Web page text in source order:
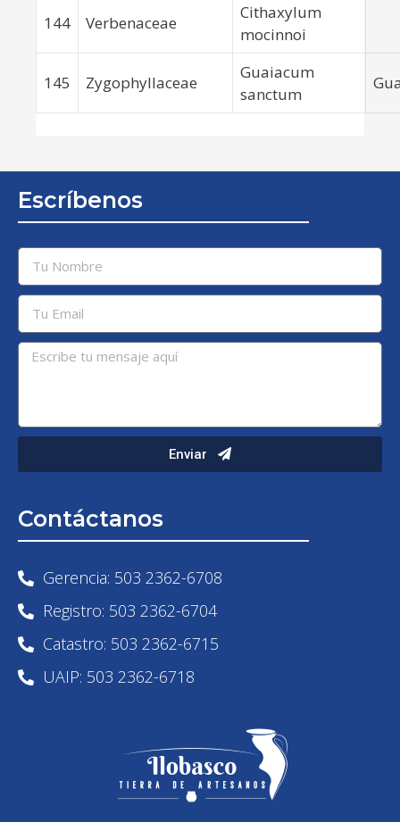
144 Verbenaceae
Cithaxylum
mocinnoi
145 Zygophyllaceae
Guaiacum
sanctum
Contáctanos
Gerencia: 503 2362-6708
Registro: 503 2362-6704
Catastro: 503 2362-6715
UAIP: 503 2362-6718
Escríbenos
Enviar